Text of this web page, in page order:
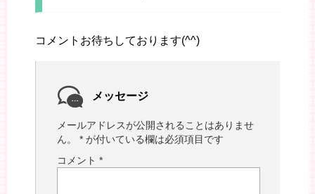
コメントお待ちしております(^^)
メッセージ
メールアドレスが公開されることはありませ
ん。
* が付いている欄は必須項目です
コメント *